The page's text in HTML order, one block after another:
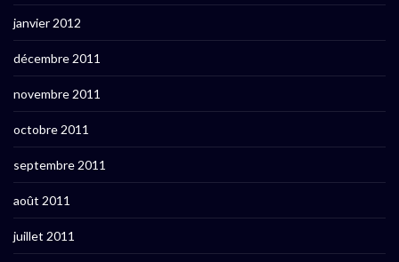
janvier 2012
décembre 2011
novembre 2011
octobre 2011
septembre 2011
août 2011
juillet 2011